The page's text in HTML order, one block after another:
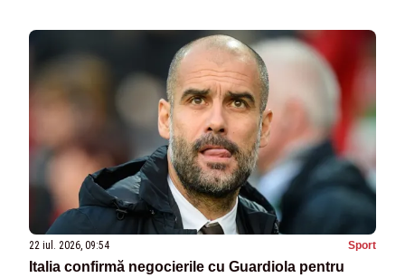
22 iul. 2026, 09:54 Sport
Italia confirmă negocierile cu Guardiola pentru